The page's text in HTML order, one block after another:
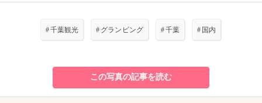
#千葉観光 # グランピング #千葉 # 国内
この写真の記事を読む